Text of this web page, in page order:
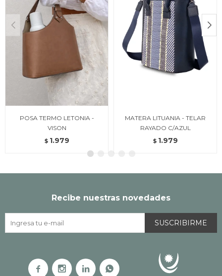
POSA TERMO LETONIA -
VISON
$ 1.979
MATERA LITUANIA - TELAR
RAYADO C/AZUL
$ 1.979
Recibe nuestras novedades
SUSCRIBIRME
   